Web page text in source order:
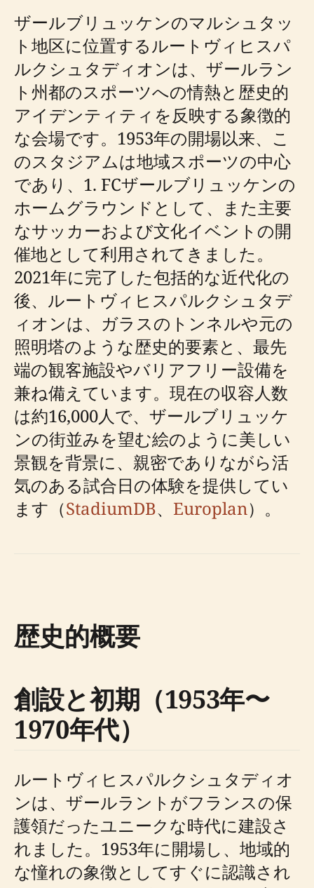
ザールブリュッケンのマルシュタッ
ト地区に位置するルートヴィヒスパ
ルクシュタディオンは、ザールラン
ト州都のスポーツへの情熱と歴史的
アイデンティティを反映する象徴的
な会場です。1953年の開場以来、こ
のスタジアムは地域スポーツの中心
であり、1. FCザールブリュッケンの
ホームグラウンドとして、また主要
なサッカーおよび文化イベントの開
催地として利用されてきました。
2021年に完了した包括的な近代化の
後、ルートヴィヒスパルクシュタデ
ィオンは、ガラスのトンネルや元の
照明塔のような歴史的要素と、最先
端の観客施設やバリアフリー設備を
兼ね備えています。現在の収容人数
は約16,000人で、ザールブリュッケ
ンの街並みを望む絵のように美しい
景観を背景に、親密でありながら活
気のある試合日の体験を提供してい
ます（StadiumDB、 Europlan）。
歴史的概要
創設と初期（1953年〜
1970年代）
ルートヴィヒスパルクシュタディオ
ンは、ザールラントがフランスの保
護領だったユニークな時代に建設さ
れました。1953年に開場し、地域的
な憧れの象徴としてすぐに認識され